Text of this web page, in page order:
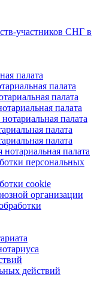
участников СНГ в
палата
палата
палата
палата
палата
палата
палата
палата
персональных
cookie
организации
действий